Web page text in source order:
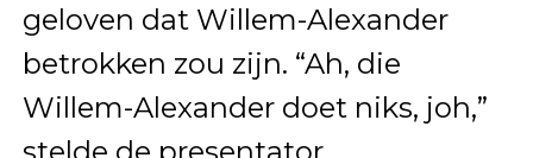
geloven dat Willem-Alexander
betrokken zou zijn. “Ah, die
Willem-Alexander doet niks, joh,”
stelde de presentator